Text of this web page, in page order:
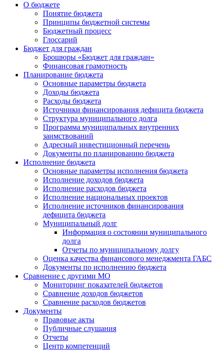
О бюджете
Понятие бюджета
Принципы бюджетной системы
Бюджетный процесс
Глоссарий
Бюджет для граждан
Брошюры «Бюджет для граждан»
Финансовая грамотность
Планирование бюджета
Основные параметры бюджета
Доходы бюджета
Расходы бюджета
Источники финансирования дефицита бюджета
Структура муниципального долга
Программа муниципальных внутренних
заимствований
Адресный инвестиционный перечень
Документы по планированию бюджета
Исполнение бюджета
Основные параметры исполнения бюджета
Исполнение доходов бюджета
Исполнение расходов бюджета
Исполнение национальных проектов
Исполнение источников финансирования
дефицита бюджета
Муниципальный долг
Информация о состоянии муниципального
долга
Отчеты по муниципальному долгу
Оценка качества финансового менеджмента ГАБС
Документы по исполнению бюджета
Сравнение с другими МО
Мониторинг показателей бюджетов
Сравнение доходов бюджетов
Сравнение расходов бюджетов
Документы
Правовые акты
Публичные слушания
Отчеты
Центр компетенций